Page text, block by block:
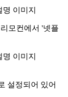
모컨에서 '넷플
설정되어 있어